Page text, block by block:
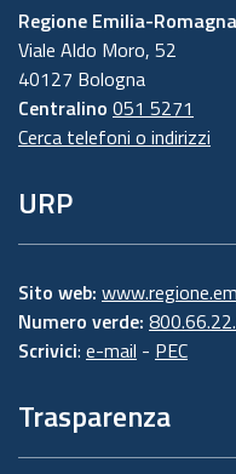
Regione Emilia-Romagna
Viale Aldo Moro, 52
40127 Bologna
Centralino 051 5271
Cerca telefoni o indirizzi
URP
Sito web:
Numero verde:
Scrivici: e-mail - PEC
Trasparenza